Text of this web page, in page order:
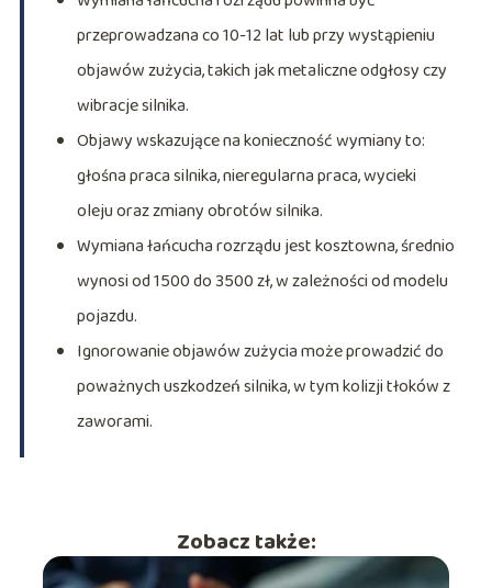
przeprowadzana co 10-12 lat lub przy wystąpieniu
objawów zużycia, takich jak metaliczne odgłosy czy
wibracje silnika.
Objawy wskazujące na konieczność wymiany to:
głośna praca silnika, nieregularna praca, wycieki
oleju oraz zmiany obrotów silnika.
Wymiana łańcucha rozrządu jest kosztowna, średnio
wynosi od 1500 do 3500 zł, w zależności od modelu
pojazdu.
Ignorowanie objawów zużycia może prowadzić do
poważnych uszkodzeń silnika, w tym kolizji tłoków z
zaworami.
Zobacz także: